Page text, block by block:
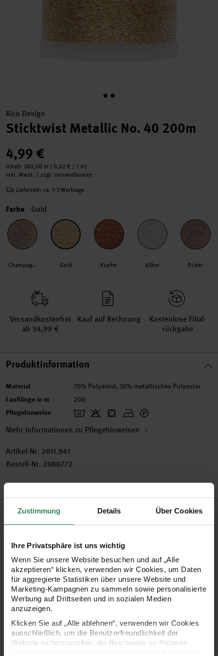
Zustimmung Details Über Cookies
Ihre Privatsphäre ist uns wichtig
Wenn Sie unsere Website besuchen und auf „Alle
akzeptieren“ klicken, verwenden wir Cookies, um Daten
für aggregierte Statistiken über unsere Website und
Marketing-Kampagnen zu sammeln sowie personalisierte
Werbung auf Drittseiten und in sozialen Medien
anzuzeigen.
Klicken Sie auf „Alle ablehnen“, verwenden wir Cookies
ausschließlich, um die Benutzerfreundlichkeit der
Website sicherzustellen, die Reichweite im Rahmen
Rico Design
Sticktwist Metallic No. 40 200m
4,99 €
Inhalt: 200,00 m ( 0,02 € / 1 m)
inkl. MwSt. / zzgl. Versandkosten
Lieferzeit: ca. 1-3 Werktage
Farbe Gold
Champagner Gold Kupfer Silber Puder
Versand­kosten­frei
ab 34,99 €
Kauf auf Rechnung
Kosten­lose Filial­
rückgabe
Produktinformation
Material 70% Polyamid, 30% metallisches Polyester
Lauflänge in m 200
Pflegehinweise
Mehr Informationen zu Pflegehinweisen
Artikel-Nr. 2011.941
Bestell-Nr. 2080772
Produktbeschreibung
Sticktwist sind der Fantasie keine Grenzen gesetzt. Die
Metallic-Farben sorgen für funkelnde Highlights.
Material: 70% Polyamid, 30% metallisches Polyester
waschbar bis 60°C
200 Meter auf der Rolle
Made in Germany